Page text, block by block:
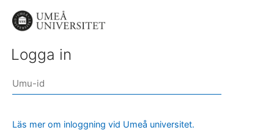
Logga in
Läs mer om inloggning vid Umeå universitet.